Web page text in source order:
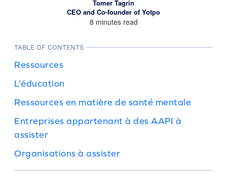
Tomer Tagrin
CEO and Co-founder of Yotpo
8 minutes read
TABLE OF CONTENTS
Ressources
L'éducation
Ressources en matière de santé mentale
Entreprises appartenant à des AAPI à
assister
Organisations à assister